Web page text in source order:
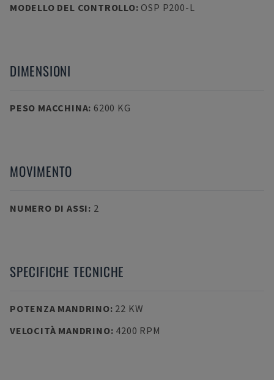
MODELLO DEL CONTROLLO: OSP P200-L
DIMENSIONI
PESO MACCHINA: 6200 KG
MOVIMENTO
NUMERO DI ASSI: 2
SPECIFICHE TECNICHE
POTENZA MANDRINO: 22 KW
VELOCITÀ MANDRINO: 4200 RPM